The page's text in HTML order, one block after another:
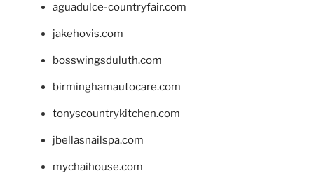
aguadulce-countryfair.com
jakehovis.com
bosswingsduluth.com
birminghamautocare.com
tonyscountrykitchen.com
jbellasnailspa.com
mychaihouse.com